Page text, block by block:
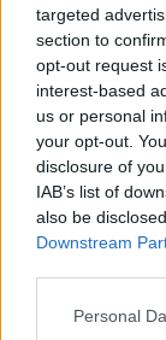
targeted
section to
opt-out request
interest-based
us or personal
your opt-out.
disclosure of
IAB’s list of
also be
Downstream
Personal